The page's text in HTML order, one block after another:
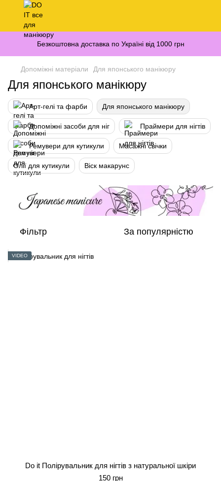
Безкоштовна доставка по Україні від 1000 грн
Допоміжні матеріали Для японського манікюру
Для японського манікюру
Арт-гелі та фарби Для японського манікюру
Допоміжні засоби для ніг Праймери для нігтів
Ремувери для кутикули Масажні свічки
Олії для кутикули Віск макарунс
Фільтр За популярністю
VIDEO
Do it Полірувальник для нігтів з натуральної шкіри
150 грн